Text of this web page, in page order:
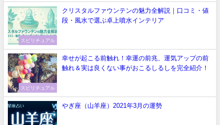
スピリチュアル
クリスタルファウンテンの魅力全解説｜口コミ・値
段・風水で選ぶ卓上噴水インテリア
スピリチュアル
幸せが起こる前触れ！幸運の前兆、運気アップの前
触れ＆実は良くない事がおこるしるしを完全紹介！
やぎ座（山羊座）2021年3月の運勢